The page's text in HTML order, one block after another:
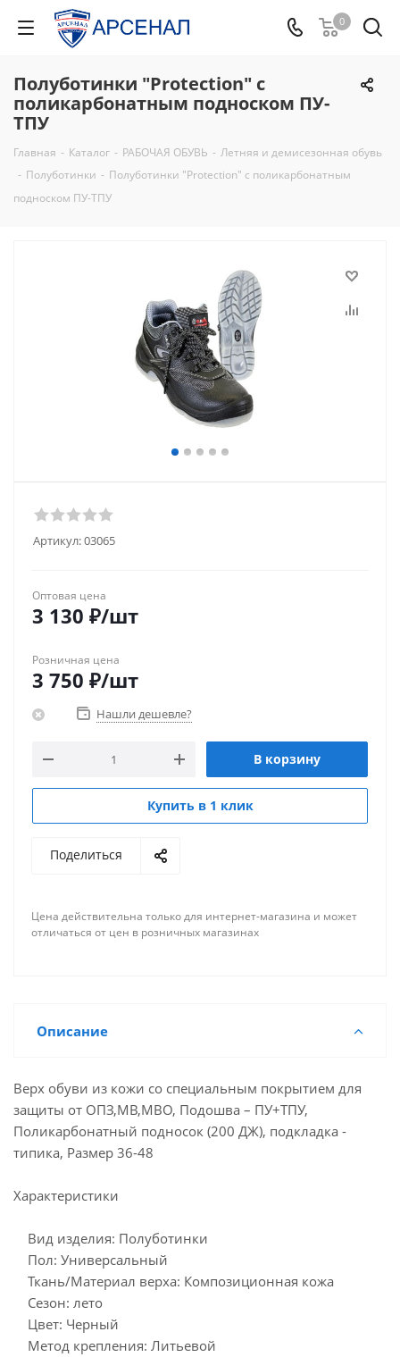
0
Полуботинки "Protection" с
поликарбонатным подноском ПУ-
ТПУ
Главная - Каталог - РАБОЧАЯ ОБУВЬ - Летняя и демисезонная обувь
- Полуботинки - Полуботинки "Protection" с поликарбонатным
подноском ПУ-ТПУ
Артикул:03065
Оптовая цена
3 130 ₽/шт
Розничная цена
3 750 ₽/шт
Нашли дешевле?
В корзину
Купить в 1 клик
Поделиться
Цена действительна только для интернет-магазина и может
отличаться от цен в розничных магазинах
Описание
Верх обуви из кожи со специальным покрытием для
защиты от ОПЗ,МВ,МВО, Подошва – ПУ+ТПУ,
Поликарбонатный подносок (200 ДЖ), подкладка -
типика, Размер 36-48
Характеристики
Вид изделия: Полуботинки
Пол: Универсальный
Ткань/Материал верха: Композиционная кожа
Сезон: лето
Цвет: Черный
Метод крепления: Литьевой